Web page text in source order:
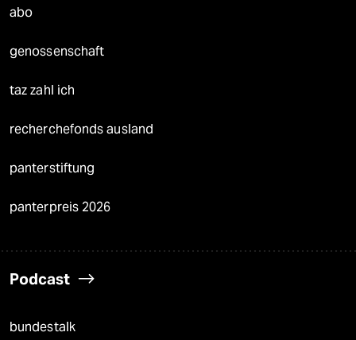
abo
genossenschaft
taz zahl ich
recherchefonds ausland
panterstiftung
panterpreis 2026
Podcast
bundestalk